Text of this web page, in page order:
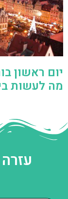
יום ראשון
מה לעשות